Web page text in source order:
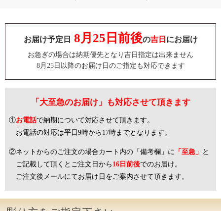
お届け予定日 8月25日前後の吉日 にお届け
お急ぎの場合は納期優先となり吉日指定は出来ません
8月25日以降のお届け日のご指定も対応できます
「大至急のお届け」も対応させて頂きます
①お電話で納期について対応させて頂きます。
お電話の対応は平日9時から17時までとなります。
②ネットからのご注文の場合カート内の「備考欄」に 「至急」 と
ご記載して頂くとご注文日から 16日前後でのお届け。
ご注文後メールにてお届け日をご案内させて頂きます。